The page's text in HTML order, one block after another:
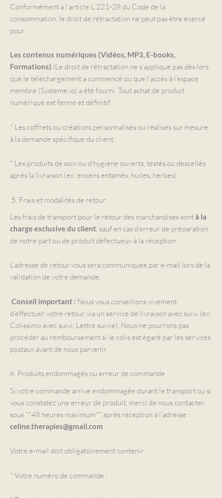
Conformément à l’article L.221-28 du Code de la
consommation, le droit de rétractation ne peut pas être exercé
pour :
Les contenus numériques (Vidéos, MP3, E-books,
Formations) :Le droit de rétractation ne s’applique pas dès lors
que le téléchargement a commencé ou que l’accès à l’espace
membre (Systeme.io) a été fourni. Tout achat de produit
numérique est ferme et définitif.
* Les coffrets ou créations personnalisés ou réalisés sur mesure
à la demande spécifique du client.
* Les produits de soin ou d’hygiène ouverts, testés ou descellés
après la livraison (ex: encens entamés, huiles, herbes).
5. Frais et modalités de retour
Les frais de transport pour le retour des marchandises sontà la
charge exclusive du client, sauf en cas d’erreur de préparation
de notre part ou de produit défectueux à la réception.
L’adresse de retour vous sera communiquée par e-mail lors de la
validation de votre demande.
Conseil important : Nous vous conseillons vivement
d’effectuer votre retour via un service de livraison avec suivi (ex:
Colissimo avec suivi, Lettre suivie). Nous ne pourrons pas
procéder au remboursement si le colis est égaré par les services
postaux avant de nous parvenir.
6. Produits endommagés ou erreur de commande
Si votre commande arrive endommagée durant le transport ou si
vous constatez une erreur de produit, merci de nous contacter
sous **48 heures maximum** après réception à l’adresse :
celine.therapies@gmail.com
Votre e-mail doit obligatoirement contenir :
* Votre numéro de commande ;